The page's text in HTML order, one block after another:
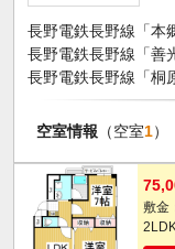
長野電鉄長野線「本
長野電鉄長野線「善
長野電鉄長野線「桐
空室情報 （空室1）
敷金